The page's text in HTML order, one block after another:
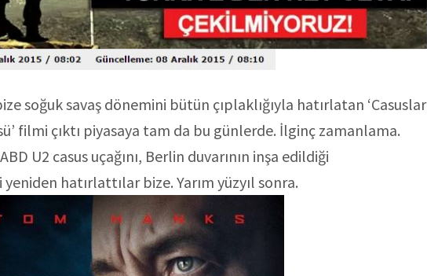
soğuk savaş dönemini bütün çıplaklığıyla hatırlatan ‘Casuslar
filmi çıktı piyasaya tam da bu günlerde. İlginç zamanlama.
U2 casus uçağını, Berlin duvarının inşa edildiği
hatırlattılar bize. Yarım yüzyıl sonra.